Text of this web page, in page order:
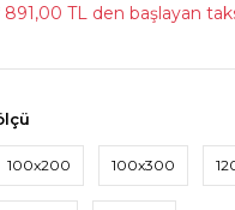
891,00 TL den başlayan
100x200 100x300